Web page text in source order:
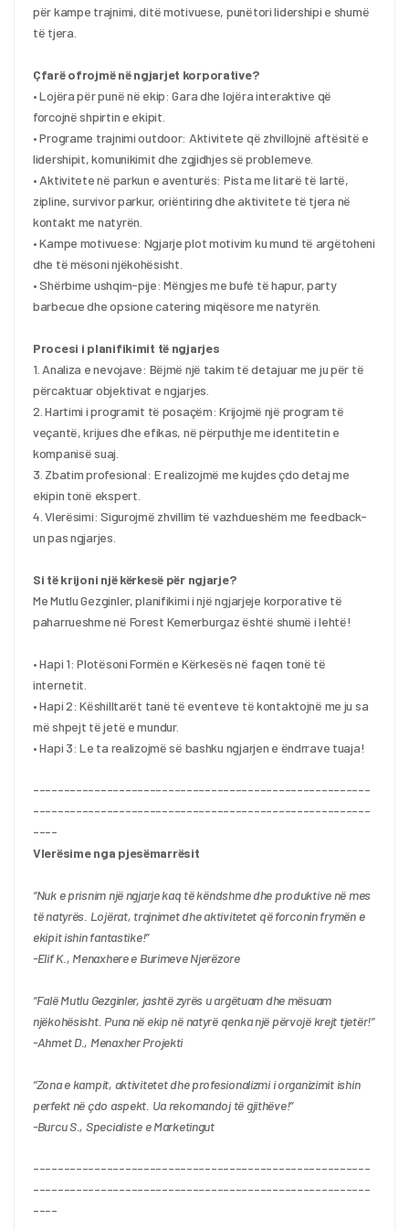
për kampe trajnimi, ditë motivuese, punëtori lidershipi e shumë
të tjera.
Çfarë ofrojmë në ngjarjet korporative?
• Lojëra për punë në ekip: Gara dhe lojëra interaktive që
forcojnë shpirtin e ekipit.
• Programe trajnimi outdoor: Aktivitete që zhvillojnë aftësitë e
lidershipit, komunikimit dhe zgjidhjes së problemeve.
• Aktivitete në parkun e aventurës: Pista me litarë të lartë,
zipline, survivor parkur, oriëntiring dhe aktivitete të tjera në
kontakt me natyrën.
• Kampe motivuese: Ngjarje plot motivim ku mund të argëtoheni
dhe të mësoni njëkohësisht.
• Shërbime ushqim-pije: Mëngjes me bufé të hapur, party
barbecue dhe opsione catering miqësore me natyrën.
Procesi i planifikimit të ngjarjes
1. Analiza e nevojave: Bëjmë një takim të detajuar me ju për të
përcaktuar objektivat e ngjarjes.
2. Hartimi i programit të posaçëm: Krijojmë një program të
veçantë, krijues dhe efikas, në përputhje me identitetin e
kompanisë suaj.
3. Zbatim profesional: E realizojmë me kujdes çdo detaj me
ekipin tonë ekspert.
4. Vlerësimi: Sigurojmë zhvillim të vazhdueshëm me feedback-
un pas ngjarjes.
Si të krijoni një kërkesë për ngjarje?
Me Mutlu Gezginler, planifikimi i një ngjarjeje korporative të
paharrueshme në Forest Kemerburgaz është shumë i lehtë!
• Hapi 1: Plotësoni Formën e Kërkesës në faqen tonë të
internetit.
• Hapi 2: Këshilltarët tanë të eventeve të kontaktojnë me ju sa
më shpejt të jetë e mundur.
• Hapi 3: Le ta realizojmë së bashku ngjarjen e ëndrrave tuaja!
-------------------------------------------------------
-------------------------------------------------------
----
Vlerësime nga pjesëmarrësit
“Nuk e prisnim një ngjarje kaq të këndshme dhe produktive në mes
të natyrës. Lojërat, trajnimet dhe aktivitetet që forconin frymën e
ekipit ishin fantastike!”
-Elif K., Menaxhere e Burimeve Njerëzore
“Falë Mutlu Gezginler, jashtë zyrës u argëtuam dhe mësuam
njëkohësisht. Puna në ekip në natyrë qenka një përvojë krejt tjetër!”
-Ahmet D., Menaxher Projekti
“Zona e kampit, aktivitetet dhe profesionalizmi i organizimit ishin
perfekt në çdo aspekt. Ua rekomandoj të gjithëve!”
-Burcu S., Specialiste e Marketingut
-------------------------------------------------------
-------------------------------------------------------
----